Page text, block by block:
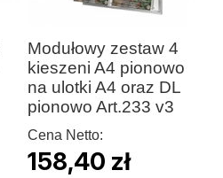
Modułowy zestaw 4
kieszeni A4 pionowo
na ulotki A4 oraz DL
pionowo Art.233 v3
Cena Netto:
158,40 zł